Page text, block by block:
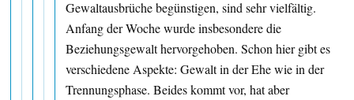
Gewaltausbrüche begünstigen, sind sehr vielfältig.
Anfang der Woche wurde insbesondere die
Beziehungsgewalt hervorgehoben. Schon hier gibt es
verschiedene Aspekte: Gewalt in der Ehe wie in der
Trennungsphase. Beides kommt vor, hat aber